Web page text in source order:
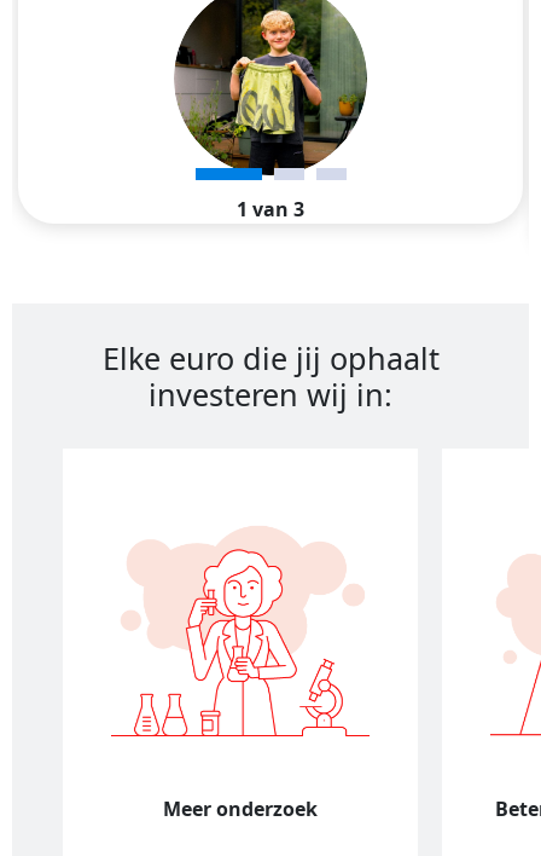
1 van 3
Elke euro die jij ophaalt
investeren wij in:
Meer onderzoek